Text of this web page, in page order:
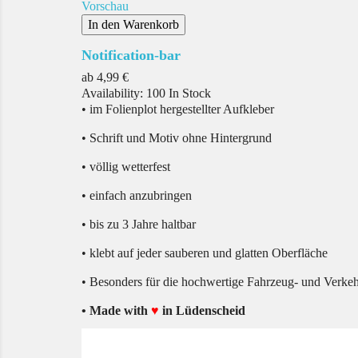
Vorschau
In den Warenkorb
Notification-bar
ab Preis
4,99 €
Availability: 100 In Stock
• im Folienplot hergestellter Aufkleber
• Schrift und Motiv ohne Hintergrund
• völlig wetterfest
• einfach anzubringen
• bis zu 3 Jahre haltbar
• klebt auf jeder sauberen und glatten Oberfläche
• Besonders für die hochwertige Fahrzeug- und
• Made with ♥ in Lüdenscheid